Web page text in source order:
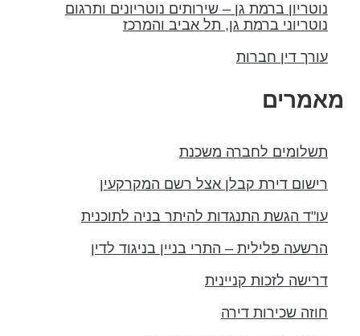
נוטריון ברמת גן – שירותים נוטריונים ותרגום
נוטריוני ברמת גן, תל אביב והמרכז
עורך דין חברות
תשלומים לחברה משכנת
רישום דירת קבלן אצל רשם המקרקעין
עו"ד הגשת התנגדות להיתר בניה לתוכנית
הרשעה פלילית – התרי בניין בניגוד לדין
דרישה לזכות קניינית
חוזה שכירות דירה